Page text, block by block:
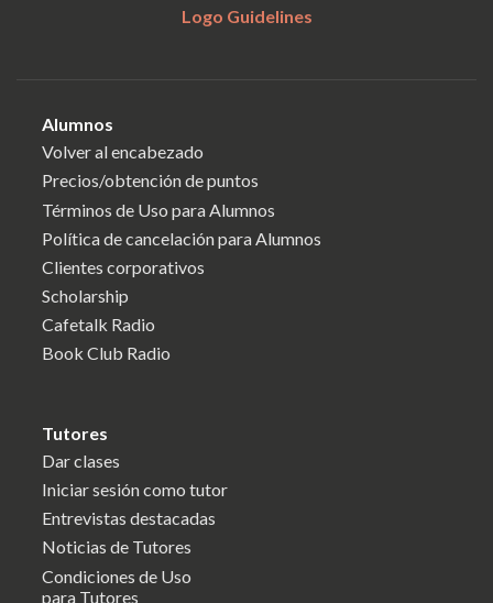
Logo Guidelines
Alumnos
Volver al encabezado
Precios/obtención de puntos
Términos de Uso para Alumnos
Política de cancelación para Alumnos
Clientes corporativos
Scholarship
Cafetalk Radio
Book Club Radio
Tutores
Dar clases
Iniciar sesión como tutor
Entrevistas destacadas
Noticias de Tutores
Condiciones de Uso
para Tutores